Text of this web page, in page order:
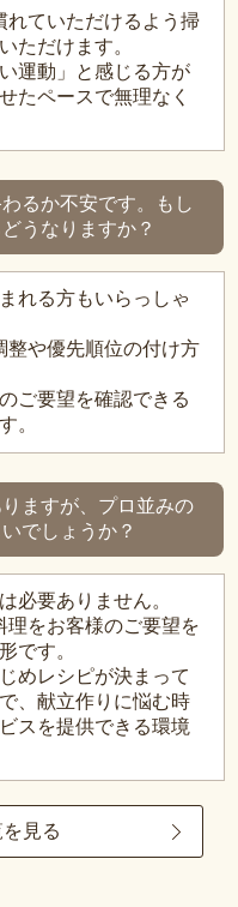
れていただけるよう掃
ただけます。
運動」と感じる方が
たペースで無理なく
るか不安です。もし
うなりますか？
れる方もいらっしゃ
整や優先順位の付け方
ご要望を確認できる
。
ますが、プロ並みの
でしょうか？
必要ありません。
をお客様のご要望を
です。
めレシピが決まって
、献立作りに悩む時
スを提供できる環境
見る